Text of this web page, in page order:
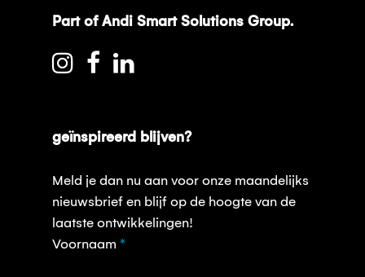
Part of Andi Smart Solutions Group.
geïnspireerd blijven?
Meld je dan nu aan voor onze maandelijks
nieuwsbrief en blijf op de hoogte van de
laatste ontwikkelingen!
Opt-
Voornaam *